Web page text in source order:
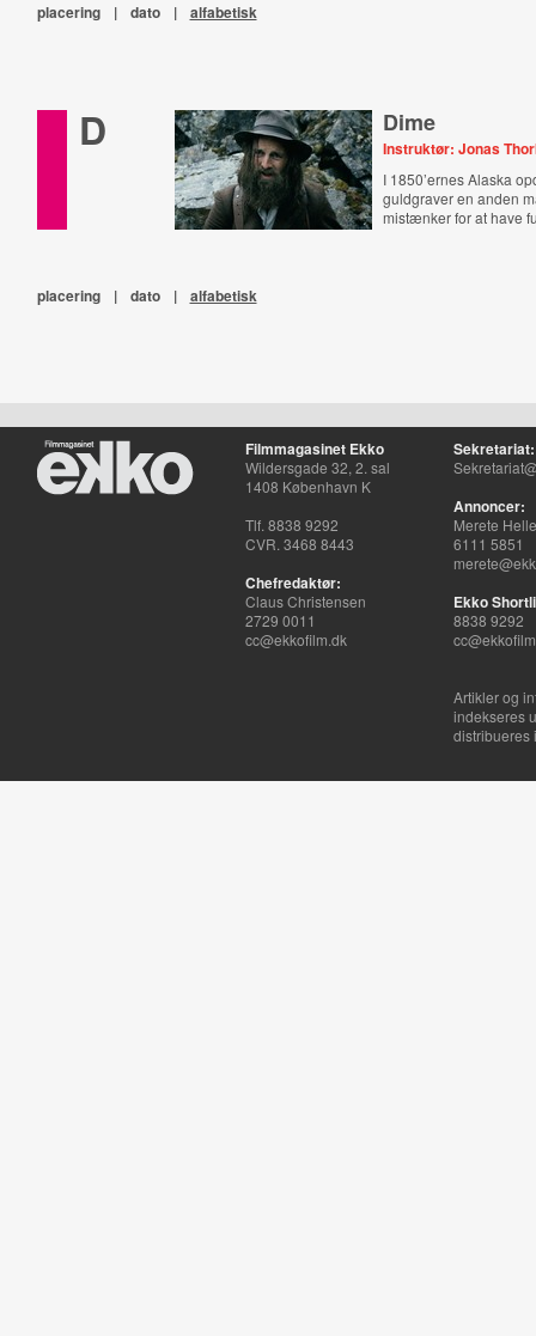
placering | dato | alfabetisk
D Dime
Instruktør: Jonas
I 1850’ernes Alaska
guldgraver en anden
mistænker for at have
placering | dato | alfabetisk
Filmmagasinet Ekko
Wildersgade 32, 2. sal
1408 København K
Tlf. 8838 9292
CVR. 3468 8443
Chefredaktør:
Claus Christensen
2729 0011
cc@ekkofilm.dk
Sekretariat:
Annoncer:
Merete
6111 5851
Ekko
8838 9292
Artikler og
indekseres
distribueres